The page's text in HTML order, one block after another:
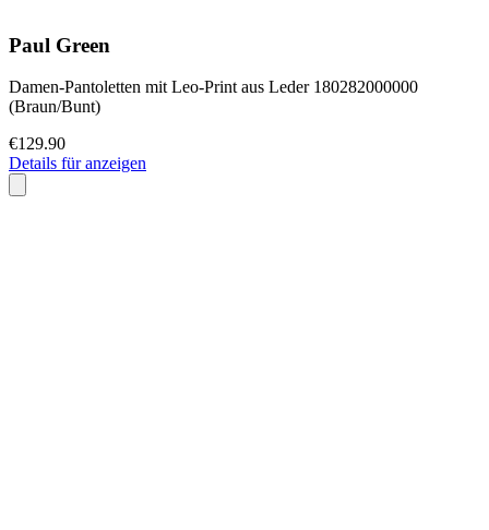
Paul Green
Damen-Pantoletten mit Leo-Print aus Leder 180282000000
(Braun/Bunt)
€129.90
Details für anzeigen